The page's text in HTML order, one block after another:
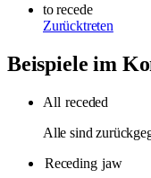
to recede
Zurücktreten
Beispiele im
All receded
Alle sind
Receding jaw